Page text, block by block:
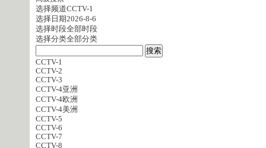
选择频道CCTV-1
选择日期2026-8-6
选择时段全部时段
选择分类全部分类
CCTV-1
CCTV-2
CCTV-3
CCTV-4亚洲
CCTV-4欧洲
CCTV-4美洲
CCTV-5
CCTV-6
CCTV-7
CCTV-8